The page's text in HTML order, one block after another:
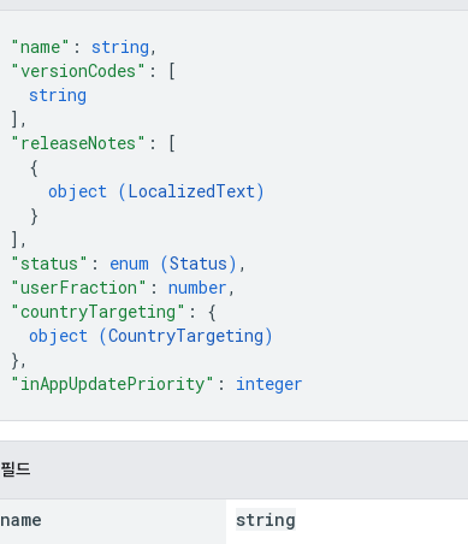
"name" : string,
"versionCodes" :
[
string
] ,
"releaseNotes" :
[
{
object (LocalizedText)
}
] ,
"status" : enum (Status) ,
"userFraction" : number,
"countryTargeting" : {
object (CountryTargeting)
},
"inAppUpdatePriority" : integer
필드
name string